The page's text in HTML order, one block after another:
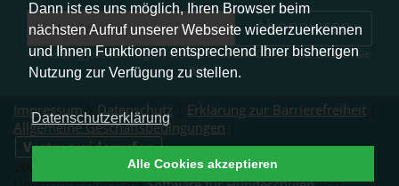
Dann ist es uns möglich, Ihren Browser beim
nächsten Aufruf unserer Webseite wiederzuerkennen
und Ihnen Funktionen entsprechend Ihrer bisherigen
Nutzung zur Verfügung zu stellen.
Datenschutzerklärung
Alle Cookies akzeptieren
Abonnieren
Abmeldung jederzeit möglich. Weitere Infos zum Datenschutz erhalten Sie
hier.
Impressum| Datenschutz Erklärung zur Barrierefreiheit
Allgemeine Geschäftsbedingungen
Vertrag widerrufen
2026 © Pfotenliebe Stuttgart. Alle Rechte vorbehalten.